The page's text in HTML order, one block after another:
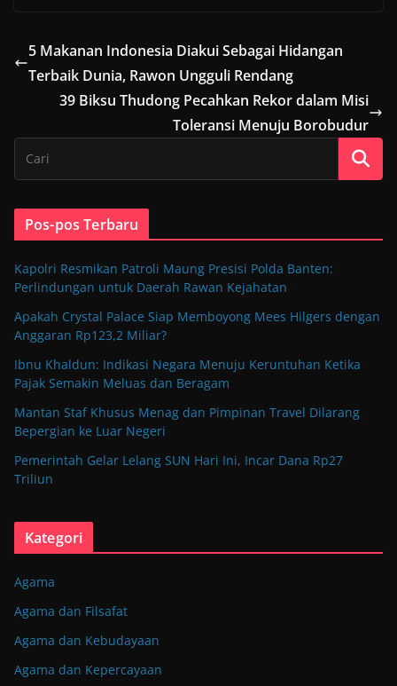
5 Makanan Indonesia Diakui Sebagai Hidangan
Terbaik Dunia, Rawon Ungguli Rendang
39 Biksu Thudong Pecahkan Rekor dalam Misi
Toleransi Menuju Borobudur
Pos-pos Terbaru
Kapolri Resmikan Patroli Maung Presisi Polda Banten:
Perlindungan untuk Daerah Rawan Kejahatan
Apakah Crystal Palace Siap Memboyong Mees Hilgers dengan
Anggaran Rp123,2 Miliar?
Ibnu Khaldun: Indikasi Negara Menuju Keruntuhan Ketika
Pajak Semakin Meluas dan Beragam
Mantan Staf Khusus Menag dan Pimpinan Travel Dilarang
Bepergian ke Luar Negeri
Pemerintah Gelar Lelang SUN Hari Ini, Incar Dana Rp27
Triliun
Kategori
Agama
Agama dan Filsafat
Agama dan Kebudayaan
Agama dan Kepercayaan